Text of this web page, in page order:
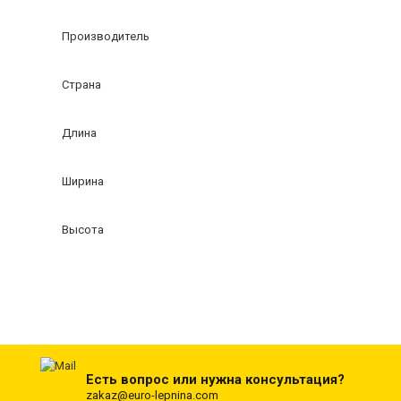
Производитель
Страна
Длина
Ширина
Высота
Есть вопрос или нужна консультация?
zakaz@euro-lepnina.com